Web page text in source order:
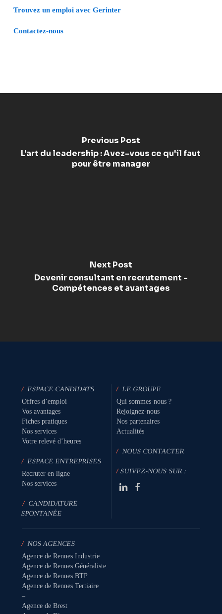
Trouvez un emploi avec Gerinter
Contactez-nous
Previous Post
L'art du leadership : Avez-vous ce qu'il faut
pour être manager
Next Post
Devenir consultant en recrutement -
Compétences et avantages
/ ESPACE CANDIDATS
Offres d’emploi
Vos avantages
Fiches pratiques
Nos services
Votre relevé d’heures
/ ESPACE ENTREPRISES
Recruter en ligne
Nos services
/ CANDIDATURE
SPONTANÉE
/ LE GROUPE
Qui sommes-nous ?
Rejoignez-nous
Nos partenaires
Actualités
/NOUS CONTACTER
/SUIVEZ-NOUS SUR :
/ NOS AGENCES
Agence de Rennes Industrie
Agence de Rennes Généraliste
Agence de Rennes BTP
Agence de Rennes Tertiaire
–
Agence de Brest